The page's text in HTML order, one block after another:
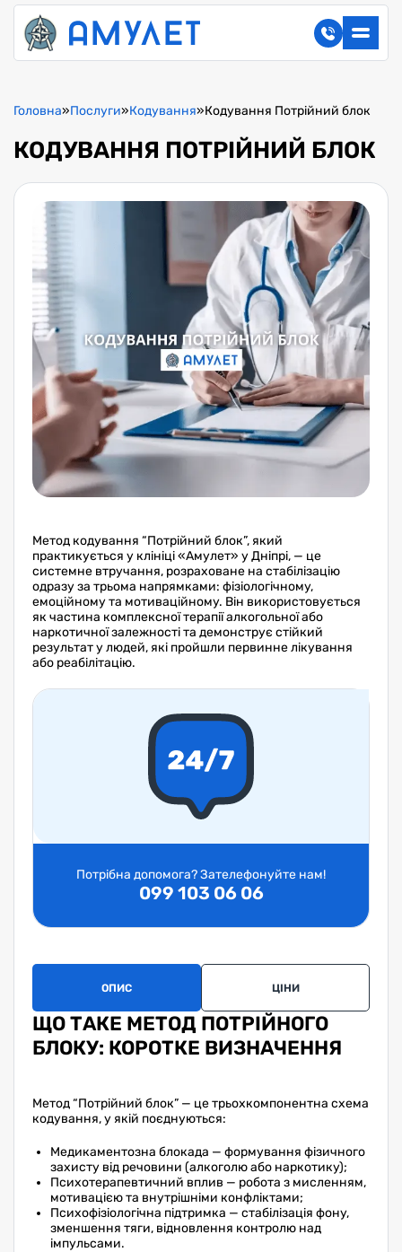
Головна»Послуги»Кодування»Кодування Потрійний блок
КОДУВАННЯ ПОТРІЙНИЙ БЛОК
Метод кодування “Потрійний блок”, який
практикується у клініці «Амулет» у Дніпрі, — це
системне втручання, розраховане на стабілізацію
одразу за трьома напрямками: фізіологічному,
емоційному та мотиваційному. Він використовується
як частина комплексної терапії алкогольної або
наркотичної залежності та демонструє стійкий
результат у людей, які пройшли первинне лікування
або реабілітацію.
Потрібна допомога? Зателефонуйте нам!
099 103 06 06
ОПИС ЦІНИ
ЩО ТАКЕ МЕТОД ПОТРІЙНОГО
БЛОКУ: КОРОТКЕ ВИЗНАЧЕННЯ
Метод “Потрійний блок” — це трьохкомпонентна схема
кодування, у якій поєднуються:
Медикаментозна блокада — формування фізичного
захисту від речовини (алкоголю або наркотику);
Психотерапевтичний вплив — робота з мисленням,
мотивацією та внутрішніми конфліктами;
Психофізіологічна підтримка — стабілізація фону,
зменшення тяги, відновлення контролю над
імпульсами.